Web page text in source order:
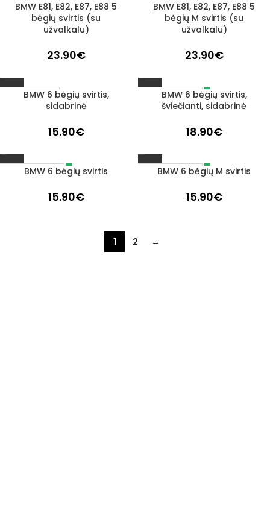
1–3 D. D.
BMW E81, E82, E87, E88 5
bėgių svirtis (su
užvalkalu)
23.90€
1–3 D. D.
BMW E81, E82, E87, E88 5
bėgių M svirtis (su
užvalkalu)
23.90€
1–3 D. D.
BMW 6 bėgių svirtis,
sidabrinė
15.90€
IŠPARDUOTA
BMW 6 bėgių svirtis,
šviečianti, sidabrinė
18.90€
IŠPARDUOTA
BMW 6 bėgių svirtis
15.90€
IŠPARDUOTA
BMW 6 bėgių M svirtis
15.90€
1 2 →